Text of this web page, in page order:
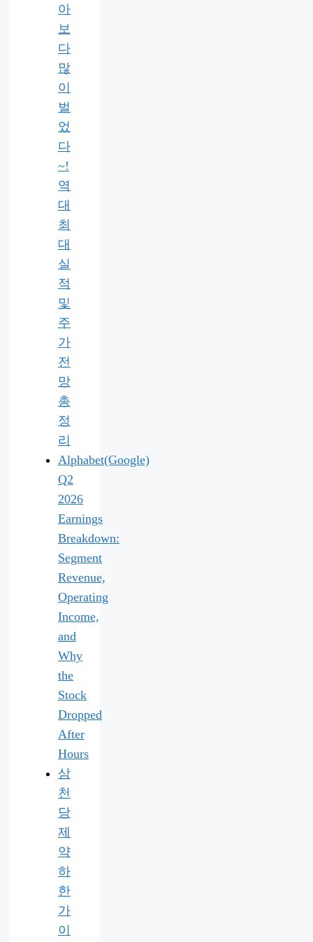
아
보
다
많
이
벌
었
다
~!
역
대
최
대
실
적
및
주
가
전
망
총
정
리
Alphabet(Google)
Q2
2026
Earnings
Breakdown:
Segment
Revenue,
Operating
Income,
and
Why
the
Stock
Dropped
After
Hours
삼
천
당
제
약
하
한
가
이